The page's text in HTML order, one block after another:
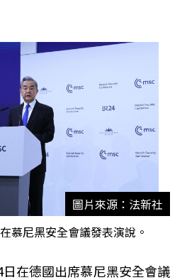
圖片來源：法新社
慕尼黑安全會議發表演說。
在德國出席慕尼黑安全會議